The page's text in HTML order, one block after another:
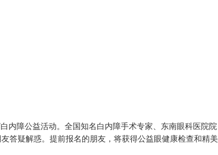
障公益活动。全国知名白内障手术专家、东南眼科医院院
答疑解惑。提前报名的朋友，将获得公益眼健康检查和精美